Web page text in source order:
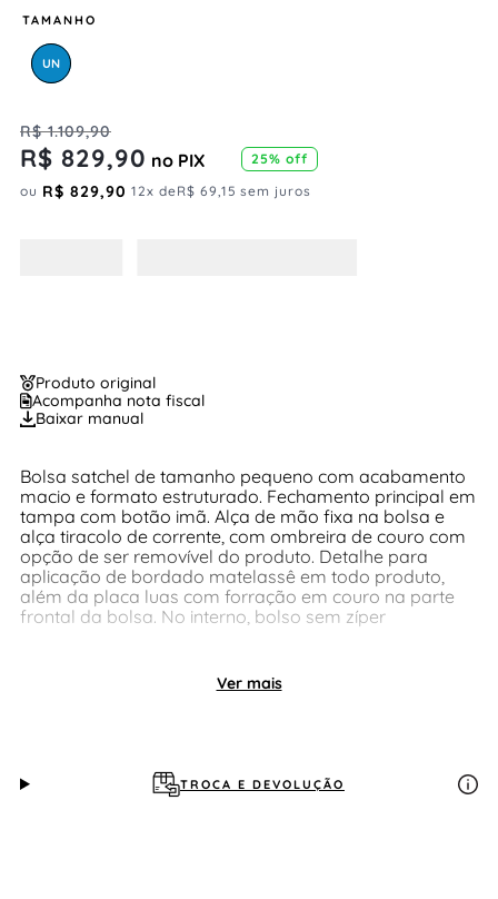
TAMANHO
UN
R$ 1.109,90
R$ 829,90 no PIX 25% off
ou R$ 829,90 12x deR$ 69,15 sem juros
Produto original
Acompanha nota fiscal
Baixar manual
Bolsa satchel de tamanho pequeno com acabamento
macio e formato estruturado. Fechamento principal em
tampa com botão imã. Alça de mão fixa na bolsa e
alça tiracolo de corrente, com ombreira de couro com
opção de ser removível do produto. Detalhe para
aplicação de bordado matelassê em todo produto,
além da placa luas com forração em couro na parte
frontal da bolsa. No interno, bolso sem zíper
Ver mais
TROCA E DEVOLUÇÃO